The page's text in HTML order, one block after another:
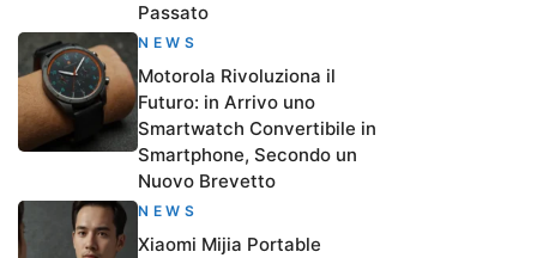
Passato
NEWS
Motorola Rivoluziona il
Futuro: in Arrivo uno
Smartwatch Convertibile in
Smartphone, Secondo un
Nuovo Brevetto
NEWS
Xiaomi Mijia Portable